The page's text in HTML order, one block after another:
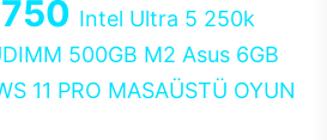
Intel Ultra 5 250k
500GB M2 Asus 6GB
11 PRO MASAÜSTÜ OYUN